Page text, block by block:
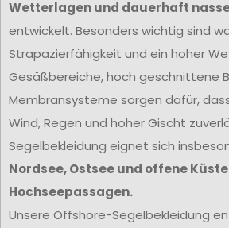
Wetterlagen und dauerhaft
entwickelt. Besonders wichtig sind
Strapazierfähigkeit und ein hoher
Gesäßbereiche, hoch geschnittene
Membransysteme sorgen dafür,
Wind, Regen und hoher Gischt
Segelbekleidung eignet sich
Nordsee, Ostsee und offene
Hochseepassagen.
Unsere Offshore-Segelbekleidung